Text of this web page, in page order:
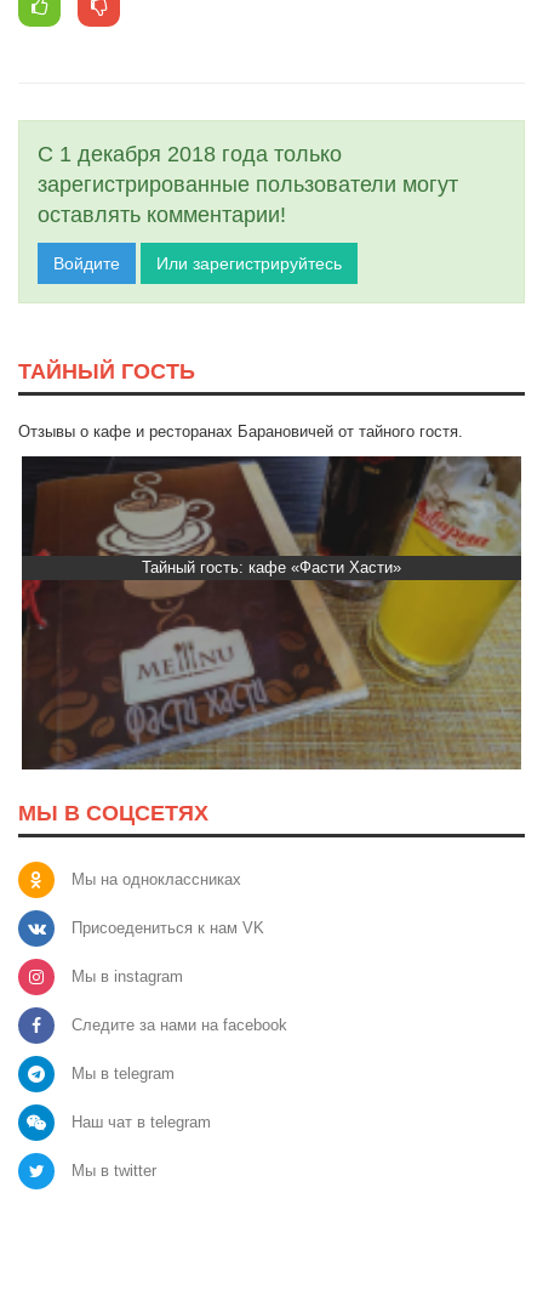
С 1 декабря 2018 года только
зарегистрированные пользователи могут
оставлять комментарии!
Войдите Или зарегистрируйтесь
ТАЙНЫЙ ГОСТЬ
Отзывы о кафе и ресторанах Барановичей от тайного гостя.
Тайный гость: кафе «Фасти Хасти»
МЫ В СОЦСЕТЯХ
Мы на одноклассниках
Присоедениться к нам VK
Мы в instagram
Следите за нами на facebook
Мы в telegram
Наш чат в telegram
Мы в twitter